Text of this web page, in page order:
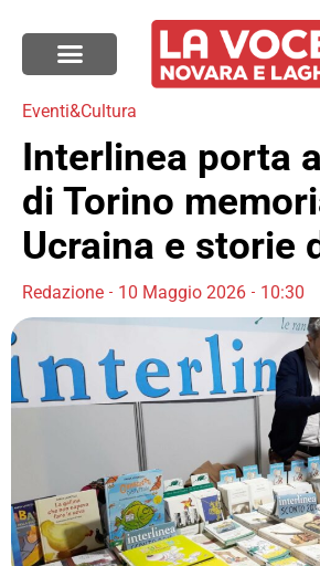
Eventi&Cultura
Interlinea porta
di Torino
Ucraina e storie
Redazione 10 Maggio 2026 10:30